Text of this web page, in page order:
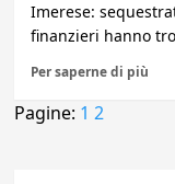
Imerese:
finanzieri hanno
Per saperne di più
Pagine: 1 2